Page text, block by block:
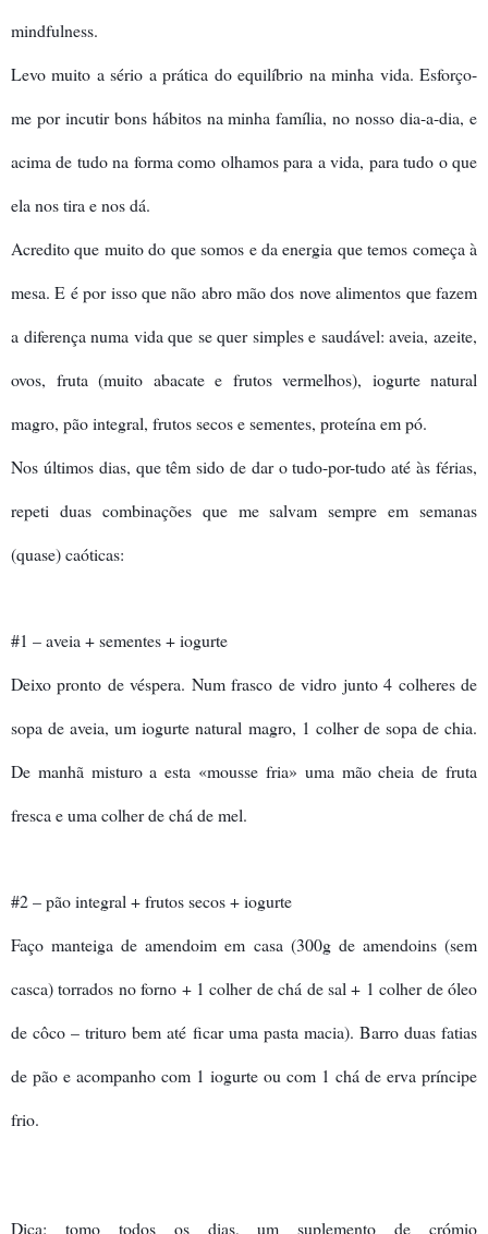
mindfulness.
Levo muito a sério a prática do equilíbrio na minha vida. Esforço-
me por incutir bons hábitos na minha família, no nosso dia-a-dia, e
acima de tudo na forma como olhamos para a vida, para tudo o que
ela nos tira e nos dá.
Acredito que muito do que somos e da energia que temos começa à
mesa. E é por isso que não abro mão dos nove alimentos que fazem
a diferença numa vida que se quer simples e saudável: aveia, azeite,
ovos, fruta (muito abacate e frutos vermelhos), iogurte natural
magro, pão integral, frutos secos e sementes, proteína em pó.
Nos últimos dias, que têm sido de dar o tudo-por-tudo até às férias,
repeti duas combinações que me salvam sempre em semanas
(quase) caóticas:
#1 – aveia + sementes + iogurte
Deixo pronto de véspera. Num frasco de vidro junto 4 colheres de
sopa de aveia, um iogurte natural magro, 1 colher de sopa de chia.
De manhã misturo a esta «mousse fria» uma mão cheia de fruta
fresca e uma colher de chá de mel.
#2 – pão integral + frutos secos + iogurte
Faço manteiga de amendoim em casa (300g de amendoins (sem
casca) torrados no forno + 1 colher de chá de sal + 1 colher de óleo
de côco – trituro bem até ficar uma pasta macia). Barro duas fatias
de pão e acompanho com 1 iogurte ou com 1 chá de erva príncipe
frio.
Dica: tomo todos os dias, um suplemento de crómio